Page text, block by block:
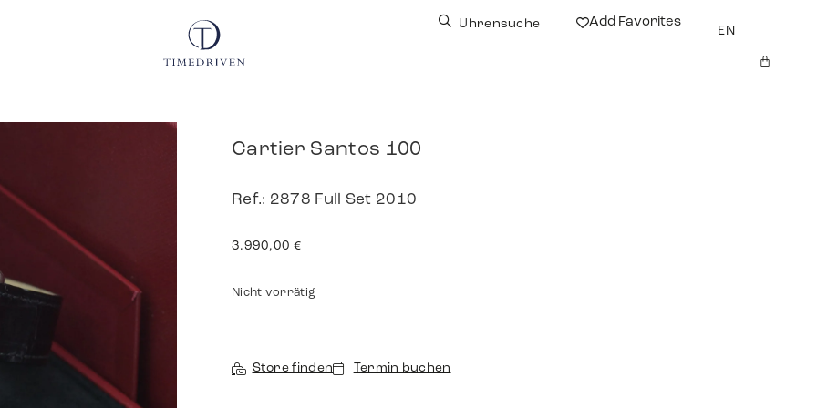
Uhrensuche Add Favorites
EN
Cartier Santos 100
Ref.: 2878 Full Set 2010
3.990,00 €
Nicht vorrätig
Store finden Termin buchen